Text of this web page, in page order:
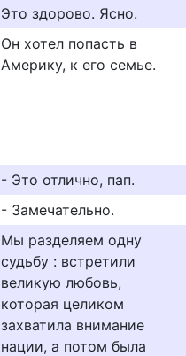
Это здорово. Ясно.
Он хотел попасть в
Америку, к его семье.
- Это отлично, пап.
- Замечательно.
Мы разделяем одну
судьбу : встретили
великую любовь,
которая целиком
захватила внимание
нации, а потом была